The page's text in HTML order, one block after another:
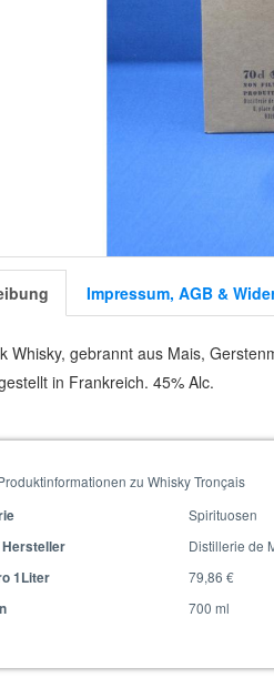
Impressum, AGB &
Whisky, gebrannt aus Mais,
in Frankreich. 45% Alc.
zu Whisky Tronçais
Spirituosen
Hersteller
Distillerie de
1Liter
79,86 €
700 ml